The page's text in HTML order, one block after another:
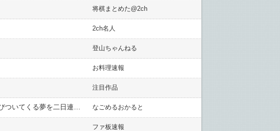
将棋まとめた@2ch
2ch名人
登山ちゃんねる
お料理速報
注目作品
なごめるおかると
ファ板速報